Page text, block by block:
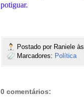
potiguar.
Postado por Raniele às
Marcadores: Política
0 comentários: